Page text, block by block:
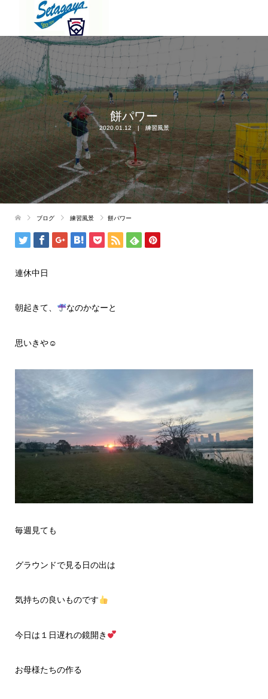
餅パワー
2020.01.12 練習風景
ブログ 練習風景 餅パワー
連休中日
朝起きて、 なのかなーと
思いきや☺
毎週見ても
グラウンドで見る日の出は
気持ちの良いものです
今日は１日遅れの鏡開き
お母様たちの作る